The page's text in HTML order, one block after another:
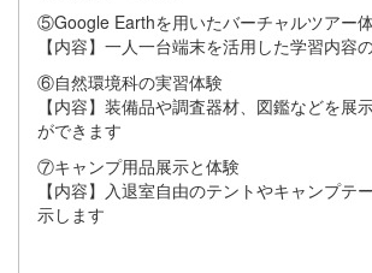
⑤Google Earthを用いたバーチャルツアー
【内容】一人一台端末を活用した学習内容
⑥自然環境科の実習体験
【内容】装備品や調査器材、図鑑などを展
ができます
⑦キャンプ用品展示と体験
【内容】入退室自由のテントやキャンプテ
示します